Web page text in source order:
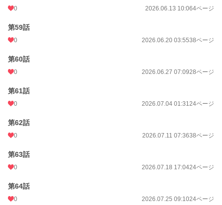
0 2026.06.13 10:064ページ
第59話
0 2026.06.20 03:5538ページ
第60話
0 2026.06.27 07:0928ページ
第61話
0 2026.07.04 01:3124ページ
第62話
0 2026.07.11 07:3638ページ
第63話
0 2026.07.18 17:0424ページ
第64話
0 2026.07.25 09:1024ページ